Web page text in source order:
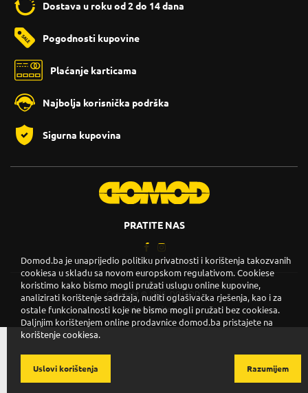
Dostava u roku od 2 do 14 dana
Pogodnosti kupovine
Plaćanje karticama
Najbolja korisnička podrška
Sigurna kupovina
PRATITE NAS
Copyright © 2026. DOMOD.
Uslovi korištenja.
Domod.ba je unaprijedio politiku privatnosti i korištenja takozvanih
cookiesa u skladu sa novom europskom regulativom. Cookiese
koristimo kako bismo mogli pružati uslugu online kupovine,
analizirati korištenje sadržaja, nuditi oglašivačka rješenja, kao i za
ostale funkcionalnosti koje ne bismo mogli pružati bez cookiesa.
Daljnjim korištenjem online prodavnice domod.ba pristajete na
korištenje cookiesa.
Razumijem
Uslovi korištenja